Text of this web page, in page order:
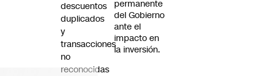
permanente
del Gobierno
ante el
impacto en
la inversión.
descuentos
duplicados
y
transacciones
no
reconocidas